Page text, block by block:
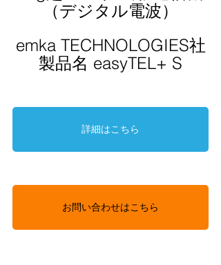
（デジタル電波）
emka TECHNOLOGIES社
製品名 easyTEL+ S
詳細はこちら
お問い合わせはこちら